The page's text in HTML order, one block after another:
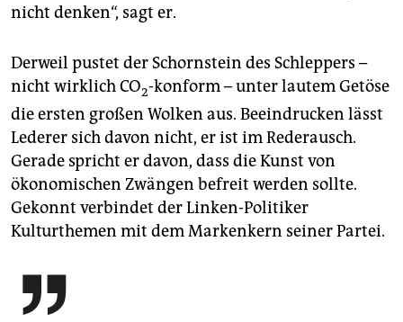
nicht denken“, sagt er.
Derweil pustet der Schornstein des Schleppers –
nicht wirklich CO2-konform – unter lautem Getöse
die ersten großen Wolken aus. Beeindrucken lässt
Lederer sich davon nicht, er ist im Rederausch.
Gerade spricht er davon, dass die Kunst von
ökonomischen Zwängen befreit werden sollte.
Gekonnt verbindet der Linken-Politiker
Kulturthemen mit dem Markenkern seiner Partei.
